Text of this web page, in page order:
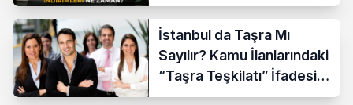
İstanbul da Taşra Mı
Sayılır? Kamu İlanlarındaki
“Taşra Teşkilatı” İfadesi
Açıklandı